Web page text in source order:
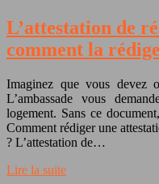
L’attestation de
comment la
Imaginez que vous devez
L’ambassade vous
logement. Sans ce
Comment rédiger une
? L’attestation de…
Lire la suite